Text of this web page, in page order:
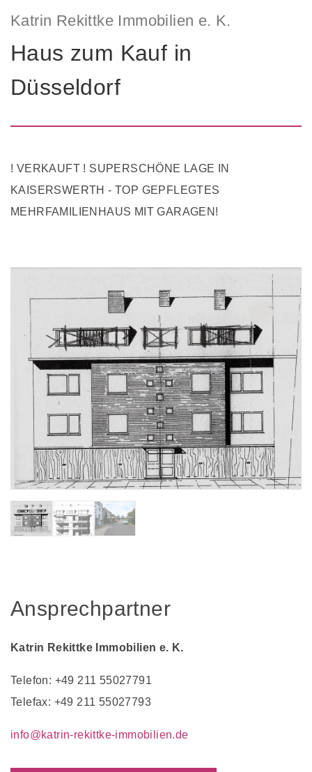
Katrin Rekittke Immobilien e. K.
Haus zum Kauf in
Düsseldorf
! VERKAUFT ! SUPERSCHÖNE LAGE IN
KAISERSWERTH - TOP GEPFLEGTES
MEHRFAMILIENHAUS MIT GARAGEN!
Ansprechpartner
Katrin Rekittke Immobilien e. K.
Telefon: +49 211 55027791
Telefax: +49 211 55027793
info@katrin-rekittke-immobilien.de